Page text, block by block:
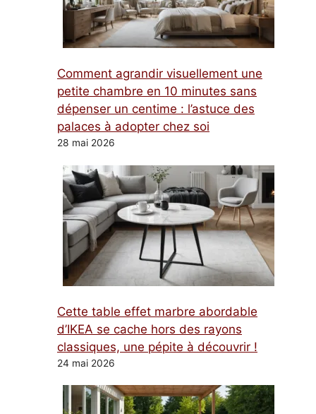
Comment agrandir visuellement une
petite chambre en 10 minutes sans
dépenser un centime : l’astuce des
palaces à adopter chez soi
28 mai 2026
Cette table effet marbre abordable
d’IKEA se cache hors des rayons
classiques, une pépite à découvrir !
24 mai 2026